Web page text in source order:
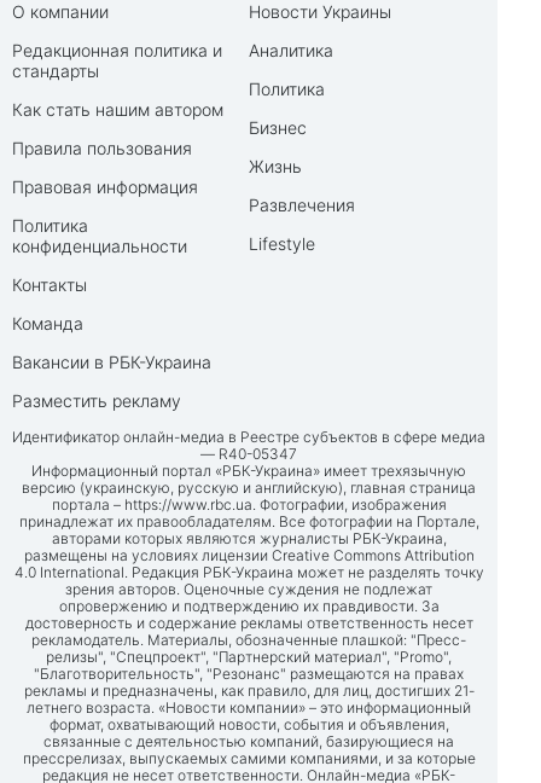
О компании
Редакционная политика и
стандарты
Как стать нашим автором
Правила пользования
Правовая информация
Политика
конфиденциальности
Контакты
Команда
Вакансии в РБК-Украина
Разместить рекламу
Новости Украины
Аналитика
Политика
Бизнес
Жизнь
Развлечения
Lifestyle
Идентификатор онлайн-медиа в Реестре субъектов в сфере медиа
— R40-05347
Информационный портал «РБК-Украина» имеет трехязычную
версию (украинскую, русскую и английскую), главная страница
портала – https://www.rbc.ua. Фотографии, изображения
принадлежат их правообладателям. Все фотографии на Портале,
авторами которых являются журналисты РБК-Украина,
размещены на условиях лицензии Creative Commons Attribution
4.0 International. Редакция РБК-Украина может не разделять точку
зрения авторов. Оценочные суждения не подлежат
опровержению и подтверждению их правдивости. За
достоверность и содержание рекламы ответственность несет
рекламодатель. Материалы, обозначенные плашкой: "Пресс-
релизы", "Спецпроект", "Партнерский материал", "Promo",
"Благотворительность", "Резонанс" размещаются на правах
рекламы и предназначены, как правило, для лиц, достигших 21-
летнего возраста. «Новости компании» – это информационный
формат, охватывающий новости, события и объявления,
связанные с деятельностью компаний, базирующиеся на
прессрелизах, выпускаемых самими компаниями, и за которые
редакция не несет ответственности. Онлайн-медиа «РБК-